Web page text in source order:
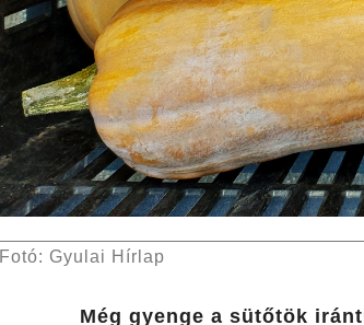
Fotó: Gyulai Hírlap
Még gyenge a sütőtök